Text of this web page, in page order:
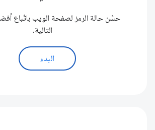
حسِّن حالة الرمز لصفحة الويب باتّباع
التالية.
البدء